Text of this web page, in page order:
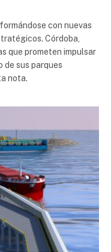
con nuevas
Córdoba,
que prometen impulsar
de sus parques
nota.